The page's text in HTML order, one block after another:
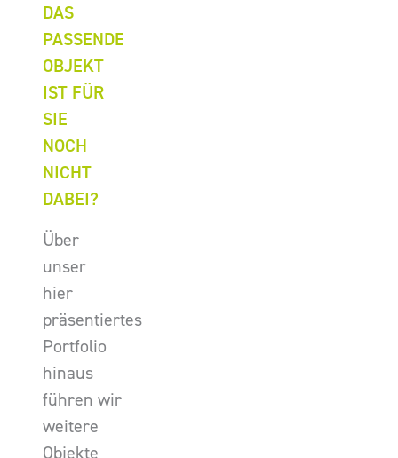
DAS
PASSENDE
OBJEKT
IST FÜR
SIE
NOCH
NICHT
DABEI?
Über
unser
hier
präsentiertes
Portfolio
hinaus
führen wir
weitere
Objekte